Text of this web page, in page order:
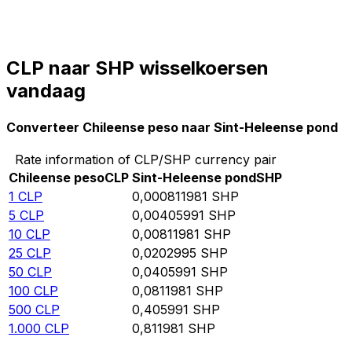
CLP naar SHP wisselkoersen
vandaag
Converteer Chileense peso naar Sint-Heleense pond
Rate information of CLP/SHP currency pair
Chileense pesoCLP Sint-Heleense pondSHP
1 CLP 0,000811981 SHP
5 CLP 0,00405991 SHP
10 CLP 0,00811981 SHP
25 CLP 0,0202995 SHP
50 CLP 0,0405991 SHP
100 CLP 0,0811981 SHP
500 CLP 0,405991 SHP
1.000 CLP 0,811981 SHP